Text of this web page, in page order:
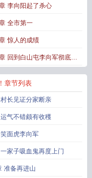
李向阳起了杀心
全市第一
惊人的成绩
回到白山屯李向军彻底疯
章节列表
长见证分家断亲
气不错颇有收穫
面虎李向军
家子吸血鬼再度上门
准备再进山